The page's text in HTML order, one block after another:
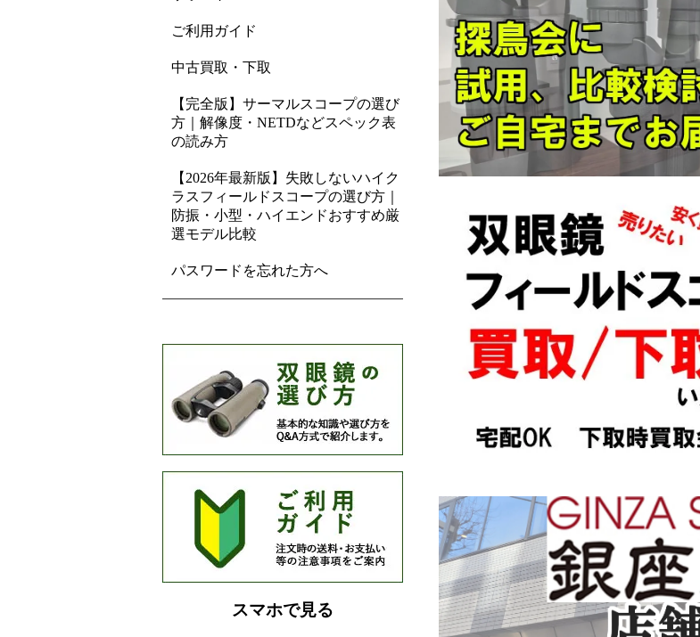
ご利用ガイド
中古買取・下取
【完全版】サーマルスコープの選び
方｜解像度・NETDなどスペック表
の読み方
【2026年最新版】失敗しないハイク
ラスフィールドスコープの選び方｜
防振・小型・ハイエンドおすすめ厳
選モデル比較
パスワードを忘れた方へ
スマホで見る